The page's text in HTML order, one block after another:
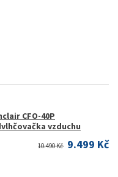
CFO-40P
vzduchu
10.490 Kč 9.499 Kč